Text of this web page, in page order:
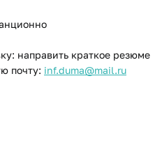
направить краткое резюме
почту: inf.duma@mail.ru